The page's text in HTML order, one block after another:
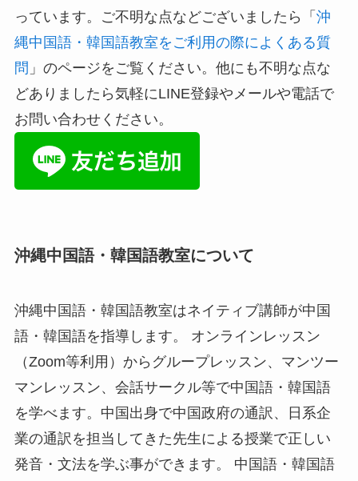
っています。ご不明な点などございましたら「 沖
縄中国語・韓国語教室をご利用の際によくある質
問 」のページをご覧ください。他にも不明な点な
どありましたら気軽にLINE登録やメールや電話で
お問い合わせください。
沖縄中国語・韓国語教室について
沖縄中国語・韓国語教室はネイティブ講師が中国
語・韓国語を指導します。 オンラインレッスン
（Zoom等利用）からグループレッスン、マンツー
マンレッスン、会話サークル等で中国語・韓国語
を学べます。中国出身で中国政府の通訳、日系企
業の通訳を担当してきた先生による授業で正しい
発音・文法を学ぶ事ができます。 中国語・韓国語